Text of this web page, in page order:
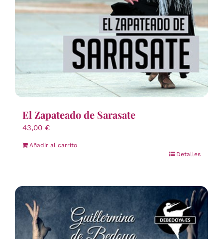
El Zapateado de Sarasate
43,00 €
Añadir al carrito
Detalles